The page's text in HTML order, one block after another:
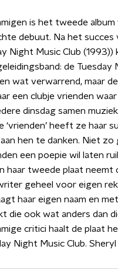
is het tweede album
debuut. Na het succes
Night Music Club
de Tuesday
wat verwarrend, maar
een clubje vrienden waar
dinsdag samen
‘vrienden’ heeft ze haar
hen te danken. Niet zo
een poepie wil laten
haar tweede plaat neemt
geheel voor eigen
haar eigen naam en
die ook wat anders dan
critici haalt de plaat
Night Music Club.